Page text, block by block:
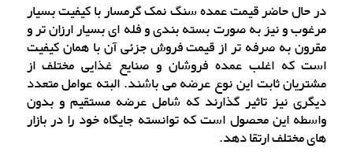
در حال حاضر قیمت عمده سنگ نمک گرمسار با کیفیت بسیار
مرغوب و نیز به صورت بسته بندی و فله ای بسیار ارزان تر و
مقرون به صرفه تر از قیمت فروش جزئی آن با همان کیفیت
است که اغلب عمده فروشان و صنایع غذایی مختلف از
مشتریان ثابت این نوع عرضه می باشند. البته عوامل متعدد
دیگری نیز تاثیر گذارند که شامل عرضه مستقیم و بدون
واسطه این محصول است که توانسته جایگاه خود را در بازار
های مختلف ارتقا دهد.